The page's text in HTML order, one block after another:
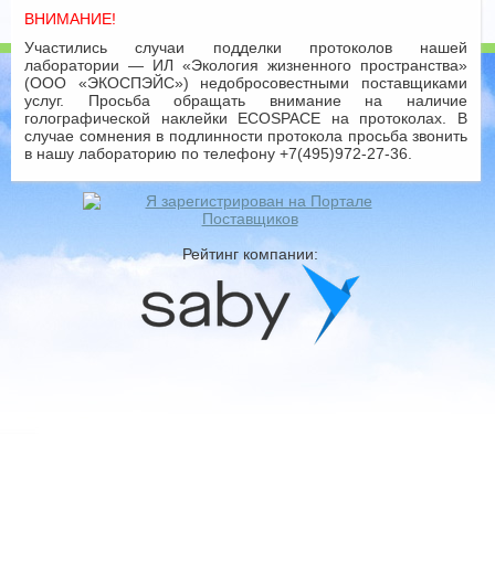
ВНИМАНИЕ!
Участились случаи подделки протоколов нашей
лаборатории — ИЛ «Экология жизненного пространства»
(ООО «ЭКОСПЭЙС») недобросовестными поставщиками
услуг. Просьба обращать внимание на наличие
голографической наклейки ECOSPACE на протоколах. В
случае сомнения в подлинности протокола просьба звонить
в нашу лабораторию по телефону +7(495)972-27-36.
Рейтинг компании: